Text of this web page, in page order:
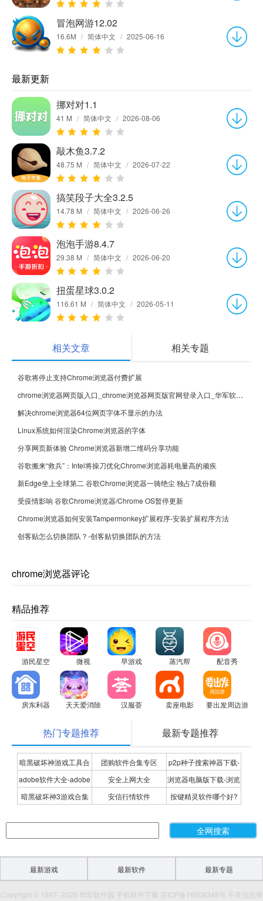
冒泡网游12.02
16.6M / 简体中文 / 2025-06-16
最新更新
挪对对1.1
41 M / 简体中文 / 2026-08-06
敲木鱼3.7.2
48.75 M / 简体中文 / 2026-07-22
搞笑段子大全3.2.5
14.78 M / 简体中文 / 2026-06-26
泡泡手游8.4.7
29.38 M / 简体中文 / 2026-06-20
扭蛋星球3.0.2
116.61 M / 简体中文 / 2026-05-11
相关文章 相关专题
谷歌将停止支持Chrome浏览器付费扩展
chrome浏览器网页版入口_chrome浏览器网页版官网登录入口_华军软件园
解决chrome浏览器64位网页字体不显示的办法
Linux系统如何渲染Chrome浏览器的字体
分享网页新体验 Chrome浏览器新增二维码分享功能
谷歌搬来“救兵”：Intel将操刀优化Chrome浏览器耗电量高的顽疾
新Edge坐上全球第二 谷歌Chrome浏览器一骑绝尘 独占7成份额
受疫情影响 谷歌Chrome浏览器/Chrome OS暂停更新
Chrome浏览器如何安装Tampermonkey扩展程序-安装扩展程序方法
创客贴怎么切换团队？-创客贴切换团队的方法
chrome浏览器评论
精品推荐
游民星空 微视 早游戏 蒸汽帮 配音秀
房东利器 天天爱消除 汉服荟 卖座电影 要出发周边游
热门专题推荐 最新专题推荐
暗黑破坏神游戏工具合
集
团购软件合集专区
p2p种子搜索神器下载-
P2P种子搜索神器专题
adobe软件大全-adobe
全系列软件下载-adobe
安全上网大全
浏览器电脑版下载-浏览
器下载合集
暗黑破坏神3游戏合集 安信行情软件
按键精灵软件哪个好?
最新游戏 最新软件 最新专题
Copyright © 1997- 2026 华军软件园 手机软件下载 苏ICP备16008348号 不良信息举